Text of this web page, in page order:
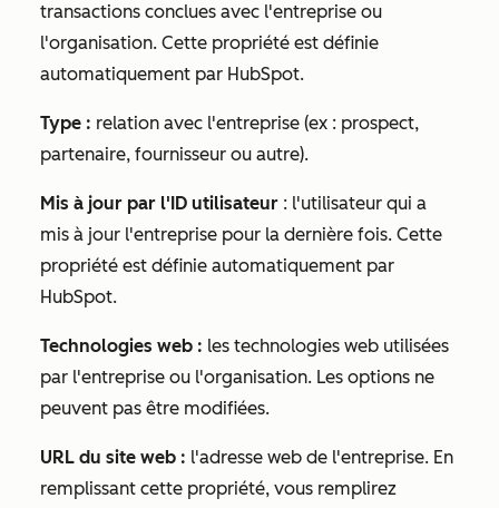
transactions conclues avec l'entreprise ou
l'organisation. Cette propriété est définie
automatiquement par HubSpot.
Type : relation avec l'entreprise (ex : prospect,
partenaire, fournisseur ou autre).
Mis à jour par l'ID utilisateur : l'utilisateur qui a
mis à jour l'entreprise pour la dernière fois. Cette
propriété est définie automatiquement par
HubSpot.
Technologies web : les technologies web utilisées
par l'entreprise ou l'organisation. Les options ne
peuvent pas être modifiées.
URL du site web : l'adresse web de l'entreprise. En
remplissant cette propriété, vous remplirez